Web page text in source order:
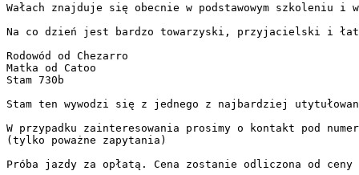
Wałach znajduje się obecnie w podstawowym szkoleniu
Na co dzień jest bardzo towarzyski, przyjacielski i
Rodowód od Chezarro
Matka od Catoo
Stam 730b
Stam ten wywodzi się z jednego z najbardziej
W przypadku zainteresowania prosimy o kontakt pod
(tylko poważne zapytania)
Próba jazdy za opłatą. Cena zostanie odliczona od ceny